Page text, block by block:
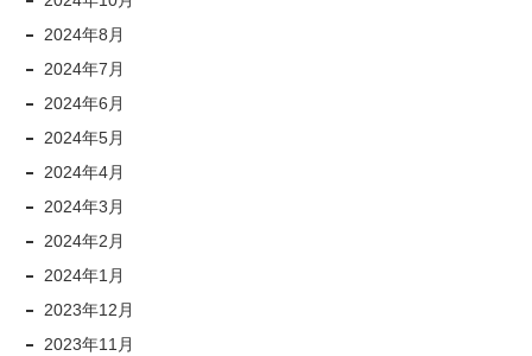
2024年8月
2024年7月
2024年6月
2024年5月
2024年4月
2024年3月
2024年2月
2024年1月
2023年12月
2023年11月